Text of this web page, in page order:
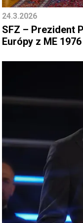
24.3.2026
SFZ – Prezident
Európy z ME 1976